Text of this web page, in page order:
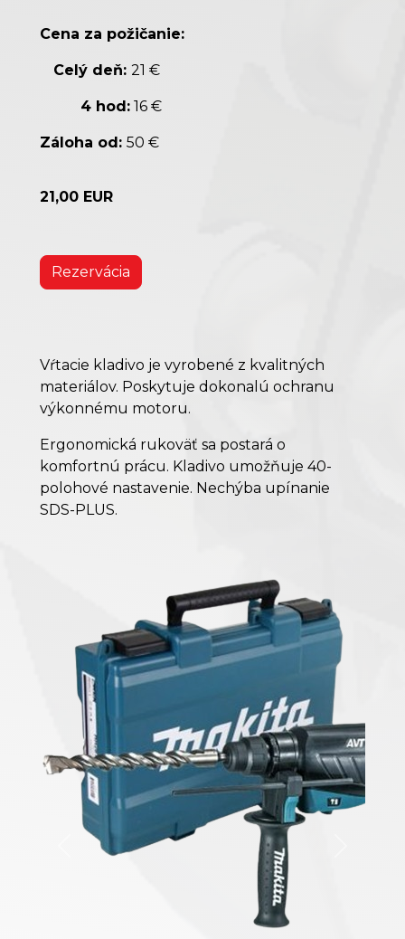
Cena za požičanie:
Celý deň: 21 €
4 hod: 16 €
Záloha od: 50 €
21,00 EUR
Rezervácia
Vŕtacie kladivo je vyrobené z kvalitných
materiálov. Poskytuje dokonalú ochranu
výkonnému motoru.
Ergonomická rukoväť sa postará o
komfortnú prácu. Kladivo umožňuje 40-
polohové nastavenie. Nechýba upínanie
SDS-PLUS.